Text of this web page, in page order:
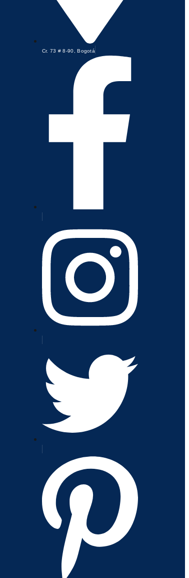
Cr. 73 # 8-90, Bogotá